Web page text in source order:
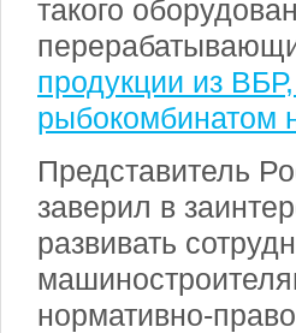
такого
продукции из
рыбокомбинатом
Представитель
заверил в
развивать
нормативно-